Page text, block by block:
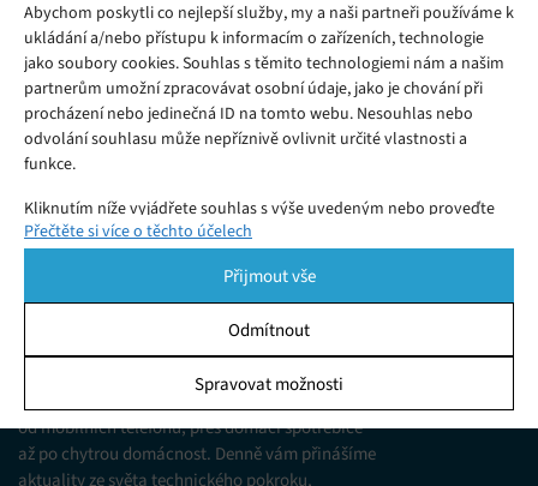
Abychom poskytli co nejlepší služby, my a naši partneři používáme k
ukládání a/nebo přístupu k informacím o zařízeních, technologie
jako soubory cookies. Souhlas s těmito technologiemi nám a našim
partnerům umožní zpracovávat osobní údaje, jako je chování při
procházení nebo jedinečná ID na tomto webu. Nesouhlas nebo
odvolání souhlasu může nepříznivě ovlivnit určité vlastnosti a
funkce.
Kliknutím níže vyjádřete souhlas s výše uvedeným nebo proveďte
podrobnější rozhodnutí. Vaše volby budou použity pouze na tomto
pomocí přepínačů v Zásadách cookies nebo kliknutím na tlačítko
Spravovat souhlas ve spodní části obrazovky.
Ukládání a/nebo přístup k informacím v zařízení, Porozumění
publiku prostřednictvím statistik nebo kombinací údajů z
různých zdrojů.
Přečtěte si více o těchto účelech
Přijmout vše
Odmítnout
Spravovat možnosti
Čtvrtek 14. 09. 2017 Redakce
Smysl pro humor projevila společnost Space X ve svém novém
videu, které ukazuje nehody, jenž vývoj jejich vesmírných raket
provázely.
Jsme web zajímající se o technologické novinky
od mobilních telefonů, přes domácí spotřebiče
až po chytrou domácnost. Denně vám přinášíme
aktuality ze světa technického pokroku,